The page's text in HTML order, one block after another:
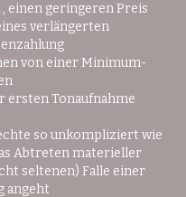
, einen geringeren Preis
verlängerten
von einer Minimum-
ersten Tonaufnahme
so unkompliziert wie
Abtreten materieller
seltenen) Falle einer
angeht